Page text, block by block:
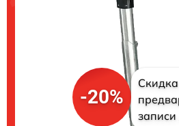
-20%
записи